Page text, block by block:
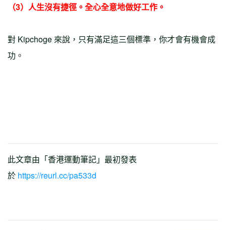
（3）人生沒有捷徑。全心全意地做好工作。
對 Kipchoge 來說，只有滿足這三個標準，你才會有機會成
功。
此文章由「香港運動筆記」最初發表
於 https://reurl.cc/pa533d